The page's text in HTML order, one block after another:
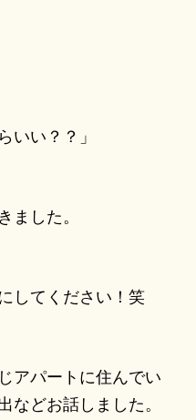
いい？？」
した。
してください！笑
アパートに住んでい
などお話しました。